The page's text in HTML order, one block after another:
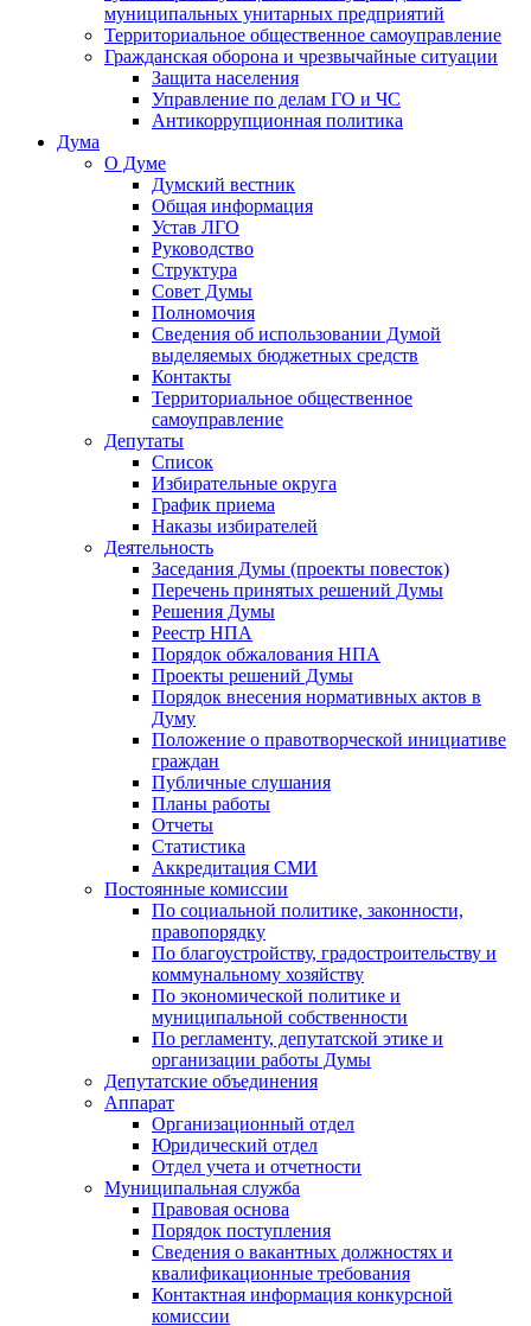
муниципальных унитарных предприятий
Территориальное общественное самоуправление
Гражданская оборона и чрезвычайные ситуации
Защита населения
Управление по делам ГО и ЧС
Антикоррупционная политика
Дума
О Думе
Думский вестник
Общая информация
Устав ЛГО
Руководство
Структура
Совет Думы
Полномочия
Сведения об использовании Думой
выделяемых бюджетных средств
Контакты
Территориальное общественное
самоуправление
Депутаты
Список
Избирательные округа
График приема
Наказы избирателей
Деятельность
Заседания Думы (проекты повесток)
Перечень принятых решений Думы
Решения Думы
Реестр НПА
Порядок обжалования НПА
Проекты решений Думы
Порядок внесения нормативных актов в
Думу
Положение о правотворческой инициативе
граждан
Публичные слушания
Планы работы
Отчеты
Статистика
Аккредитация СМИ
Постоянные комиссии
По социальной политике, законности,
правопорядку
По благоустройству, градостроительству и
коммунальному хозяйству
По экономической политике и
муниципальной собственности
По регламенту, депутатской этике и
организации работы Думы
Депутатские объединения
Аппарат
Организационный отдел
Юридический отдел
Отдел учета и отчетности
Муниципальная служба
Правовая основа
Порядок поступления
Сведения о вакантных должностях и
квалификационные требования
Контактная информация конкурсной
комиссии